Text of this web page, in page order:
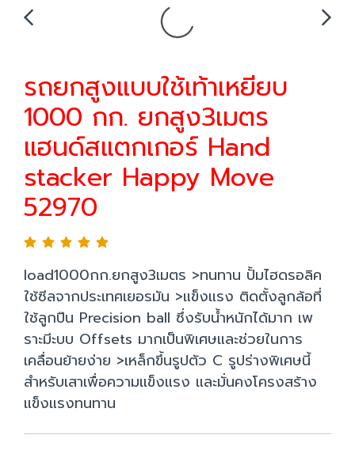
รถยกสูงแบบใช้เท้าเหยียบ
1000 กก. ยกสูง3เมตร
แฮนด์สแตกเกอร์ Hand
stacker Happy Move
52970
load1000กก.ยกสูง3เมตร >ทนทาน ปั้มไฮดรอลิค
ใช้ซีลจากประเทศเยอรมัน >แข็งแรง ติดตั้งลูกล้อที่
ใช้ลูกปืน Precision ball ซึ่งรับน้ำหนักได้มาก เพ
ราะมีะบบ Offsets มากเป็นพิเศษและช่วยในการ
เคลื่อนย้ายง่าย >เหล็กขึ้นรูปตัว C รูปร่างพิเศษนี้
สำหรับเสาเพื่อความแข็งแรง และมั่นคงโครงสร้าง
แข็งแรงทนทาน